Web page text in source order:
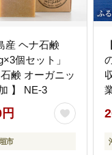
産 ヘナ石鹸
個セット」
石鹸 オーガニッ
】 NE-3
市